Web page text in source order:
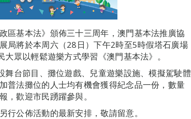
區基本法》頒佈三十三周年，澳門基本法推廣協
局將於本周六（28日）下午2時至5時假塔石廣場
眾以輕鬆遊樂方式學習《澳門基本法》。
舞台節目、攤位遊戲、兒童遊樂設施、模擬駕駛體
普法攤位的人士均有機會獲得紀念品一份，數量
，歡迎市民踴躍參與。
行公佈活動的最新安排，敬請留意。